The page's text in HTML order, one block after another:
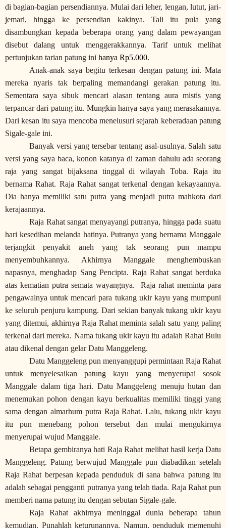
di bagian-bagian persendiannya. Mulai dari leher, lengan, lutut, jari-
jemari, hingga ke persendian kakinya. Tali itu pula yang
disambungkan kepada beberapa orang yang dalam pewayangan
disebut dalang untuk menggerakkannya. Tarif untuk melihat
pertunjukan tarian patung ini hanya Rp5.000.
Anak-anak saya begitu terkesan dengan patung ini. Mata
mereka nyaris tak berpaling memandangi gerakan patung itu.
Sementara saya sibuk mencari alasan tentang aura mistis yang
terpancar dari patung itu. Mungkin hanya saya yang merasakannya.
Dari kesan itu saya mencoba menelusuri sejarah keberadaan patung
Sigale-gale ini.
Banyak versi yang tersebar tentang asal-usulnya. Salah satu
versi yang saya baca, konon katanya di zaman dahulu ada seorang
raja yang sangat bijaksana tinggal di wilayah Toba. Raja itu
bernama Rahat. Raja Rahat sangat terkenal dengan kekayaannya.
Dia hanya memiliki satu putra yang menjadi putra mahkota dari
kerajaannya.
Raja Rahat sangat menyayangi putranya, hingga pada suatu
hari kesedihan melanda hatinya. Putranya yang bernama Manggale
terjangkit penyakit aneh yang tak seorang pun mampu
menyembuhkannya. Akhirnya Manggale menghembuskan
napasnya, menghadap Sang Pencipta. Raja Rahat sangat berduka
atas kematian putra semata wayangnya.
Raja rahat meminta para
pengawalnya untuk mencari para tukang ukir kayu yang mumpuni
ke seluruh penjuru kampung. Dari sekian banyak tukang ukir kayu
yang ditemui, akhirnya Raja Rahat meminta salah satu yang paling
terkenal dari mereka. Nama tukang ukir kayu itu adalah Rahat Bulu
atau dikenal dengan gelar Datu Manggeleng.
Datu Manggeleng pun menyanggupi permintaan Raja Rahat
untuk menyelesaikan patung kayu yang menyerupai sosok
Manggale dalam tiga hari. Datu Manggeleng menuju hutan dan
menemukan pohon dengan kayu berkualitas memiliki tinggi yang
sama dengan almarhum putra Raja Rahat. Lalu, tukang ukir kayu
itu pun menebang pohon tersebut dan mulai mengukirnya
menyerupai wujud Manggale.
Betapa gembiranya hati Raja Rahat melihat hasil kerja Datu
Manggeleng. Patung berwujud Manggale pun diabadikan setelah
Raja Rahat berpesan kepada penduduk di sana bahwa patung itu
adalah sebagai pengganti putranya yang telah tiada. Raja Rahat pun
memberi nama patung itu dengan sebutan Sigale-gale.
Raja Rahat akhirnya meninggal dunia beberapa tahun
kemudian. Punahlah keturunannya. Namun, penduduk memenuhi